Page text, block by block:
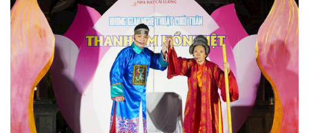
biệt, chương trình có sự giao lưu của các nghệ sĩ đến từ
phương Nam, góp phần tạo nên cuộc gặp gỡ nghệ thuật giàu
cảm xúc.